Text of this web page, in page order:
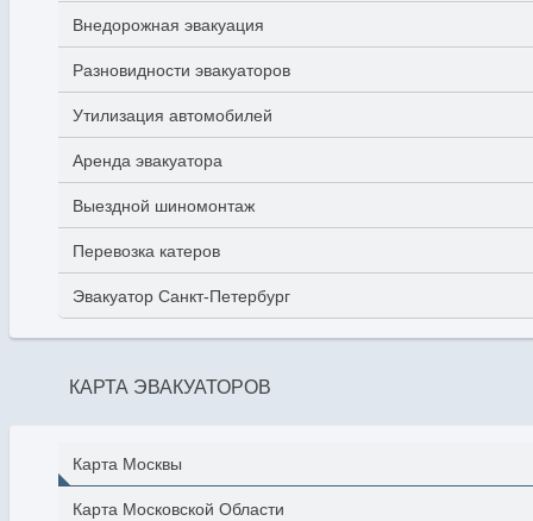
Внедорожная эвакуация
Разновидности эвакуаторов
Утилизация автомобилей
Аренда эвакуатора
Выездной шиномонтаж
Перевозка катеров
Эвакуатор Санкт-Петербург
КАРТА ЭВАКУАТОРОВ
Карта Москвы
Карта Московской Области